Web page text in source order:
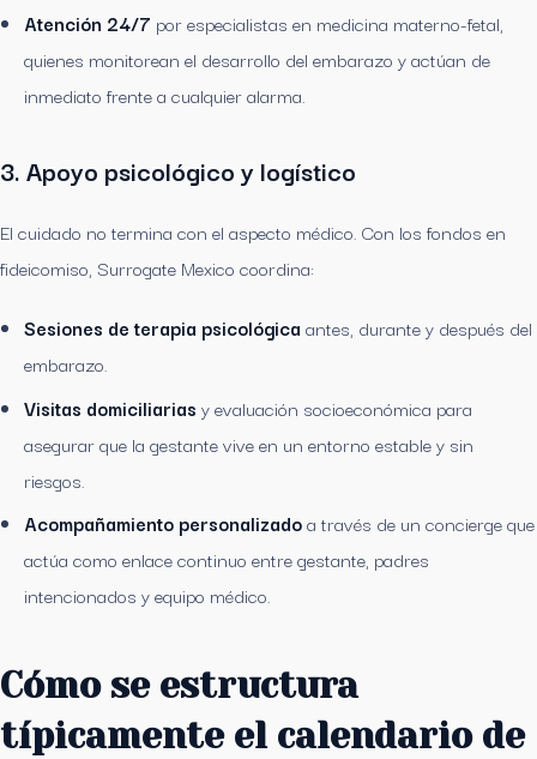
Atención 24/7 por especialistas en medicina materno-fetal,
quienes monitorean el desarrollo del embarazo y actúan de
inmediato frente a cualquier alarma.
3. Apoyo psicológico y logístico
El cuidado no termina con el aspecto médico. Con los fondos en
fideicomiso, Surrogate Mexico coordina:
Sesiones de terapia psicológica antes, durante y después del
embarazo.
Visitas domiciliarias y evaluación socioeconómica para
asegurar que la gestante vive en un entorno estable y sin
riesgos.
Acompañamiento personalizadoa través de un concierge que
actúa como enlace continuo entre gestante, padres
intencionados y equipo médico.
Cómo se estructura
típicamente el calendario de